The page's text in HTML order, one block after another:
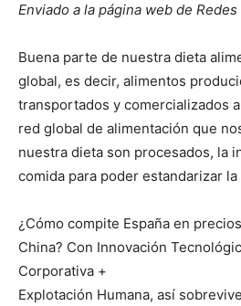
Enviado a la página web de
Buena parte de nuestra dieta
global, es decir, alimentos
transportados y comercializados
red global de alimentación que
nuestra dieta son procesados, la
comida para poder estandarizar
¿Cómo compite España en
China? Con Innovación
Corporativa +
Explotación Humana, así